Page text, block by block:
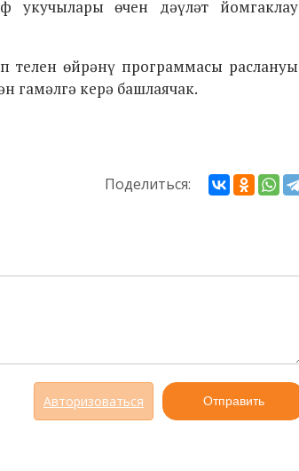
укучылары өчен дәүләт йомгаклау
телен өйрәнү программасы раслануы
гамәлгә керә башлаячак.
Поделиться:
Авторизоваться Отправить